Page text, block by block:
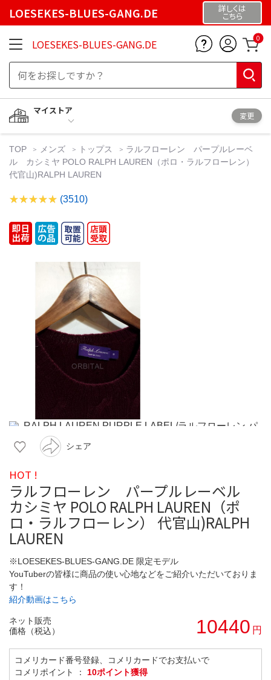
LOESEKES-BLUES-GANG.DE 詳しくは
こちら
LOESEKES-BLUES-GANG.DE 0
マイストア
変更
TOP メンズ トップス
ラルフローレン パープルレーベ
ル カシミヤ POLO RALPH LAUREN（ポロ・ラルフローレン）
代官山)RALPH LAUREN
(3510)
シェア
HOT !
ラルフローレン パープルレーベル
カシミヤ POLO RALPH LAUREN（ポ
ロ・ラルフローレン） 代官山)RALPH
LAUREN
※LOESEKES-BLUES-GANG.DE 限定モデル
YouTuberの皆様に商品の使い心地などをご紹介いただいておりま
す！
紹介動画はこちら
ネット販売
価格（税込）
10440 円
コメリカード番号登録、コメリカードでお支払いで
コメリポイント ： 10ポイント獲得